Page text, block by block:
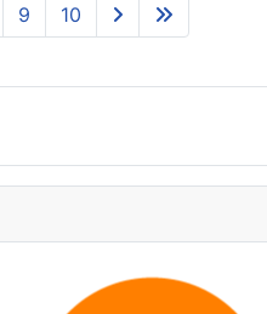
9 10